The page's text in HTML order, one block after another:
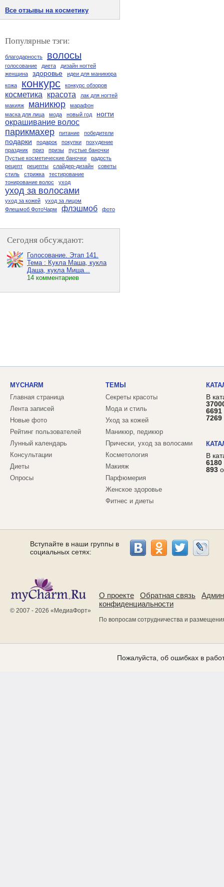
Все отзывы на косметику
Популярные тэги:
благодарность волосы
голосование диета
дизайн ногтей
женщина
здоровье
идеи для маникюра
кожа
конкурс конкурс обзоров
косметика красота
лак для ногтей
макияж
маникюр
марафон
маска для лица
мода новый год ногти
окрашивание волос
парикмахер питание победители
подарки подарок покупки
похудение
праздник
приз призы
пустые баночки
Пустые косметические баночки
радость
рецепт
рецепты слайдер-дизайн
советы
стиль
стрижка
тестирование
тонирование волос
уход
уход за волосами
уход за кожей
уход за лицом
Флешмоб ФотоЧарм
флэшмоб фото
Сегодня обсуждают:
Голосование. Этап 141.
Тема : Кукла Маша, кукла
Даша, кукла Миша...
14 комментариев
MYCHARM
Главная страница
Лента записей
Новые фото
Рейтинг пользователей
Лунный календарь
Консультации
Диеты
Опросы
ТЕМЫ
Секреты красоты
Мода и стиль
Уход за кожей
Маникюр, педикюр
Прически, уход за волосами
Косметология
Макияж
Парфюмерия
Женское здоровье
Фитнес и диеты
В
6691
7269
В
6180
893
Вступайте в наши группы в
социальных сетях:
© 2007 - 2026 « МедиаФорт»
О проекте Обратная связь
конфиденциальности
По вопросам сотрудничества и
Пожалуйста, об ошибках в